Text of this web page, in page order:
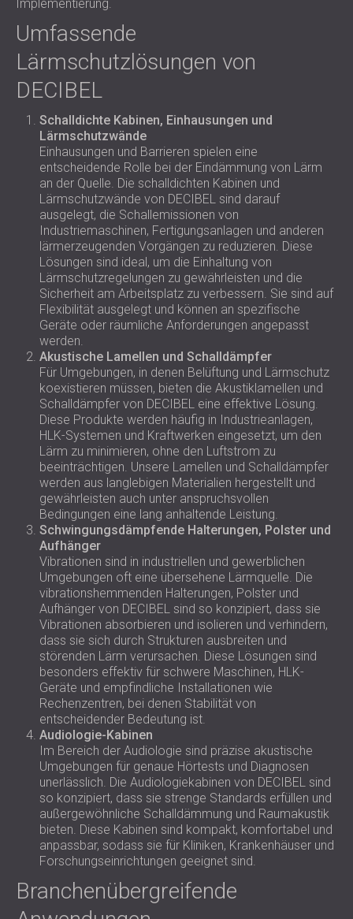
Implementierung.
Umfassende
Lärmschutzlösungen von
DECIBEL
Schalldichte Kabinen, Einhausungen und
Lärmschutzwände
Einhausungen und Barrieren spielen eine
entscheidende Rolle bei der Eindämmung von Lärm
an der Quelle. Die schalldichten Kabinen und
Lärmschutzwände von DECIBEL sind darauf
ausgelegt, die Schallemissionen von
Industriemaschinen, Fertigungsanlagen und anderen
lärmerzeugenden Vorgängen zu reduzieren. Diese
Lösungen sind ideal, um die Einhaltung von
Lärmschutzregelungen zu gewährleisten und die
Sicherheit am Arbeitsplatz zu verbessern. Sie sind auf
Flexibilität ausgelegt und können an spezifische
Geräte oder räumliche Anforderungen angepasst
werden.
Akustische Lamellen und Schalldämpfer
Für Umgebungen, in denen Belüftung und Lärmschutz
koexistieren müssen, bieten die Akustiklamellen und
Schalldämpfer von DECIBEL eine effektive Lösung.
Diese Produkte werden häufig in Industrieanlagen,
HLK-Systemen und Kraftwerken eingesetzt, um den
Lärm zu minimieren, ohne den Luftstrom zu
beeinträchtigen. Unsere Lamellen und Schalldämpfer
werden aus langlebigen Materialien hergestellt und
gewährleisten auch unter anspruchsvollen
Bedingungen eine lang anhaltende Leistung.
Schwingungsdämpfende Halterungen, Polster und
Aufhänger
Vibrationen sind in industriellen und gewerblichen
Umgebungen oft eine übersehene Lärmquelle. Die
vibrationshemmenden Halterungen, Polster und
Aufhänger von DECIBEL sind so konzipiert, dass sie
Vibrationen absorbieren und isolieren und verhindern,
dass sie sich durch Strukturen ausbreiten und
störenden Lärm verursachen. Diese Lösungen sind
besonders effektiv für schwere Maschinen, HLK-
Geräte und empfindliche Installationen wie
Rechenzentren, bei denen Stabilität von
entscheidender Bedeutung ist.
Audiologie-Kabinen
Im Bereich der Audiologie sind präzise akustische
Umgebungen für genaue Hörtests und Diagnosen
unerlässlich. Die Audiologiekabinen von DECIBEL sind
so konzipiert, dass sie strenge Standards erfüllen und
außergewöhnliche Schalldämmung und Raumakustik
bieten. Diese Kabinen sind kompakt, komfortabel und
anpassbar, sodass sie für Kliniken, Krankenhäuser und
Forschungseinrichtungen geeignet sind.
Branchenübergreifende